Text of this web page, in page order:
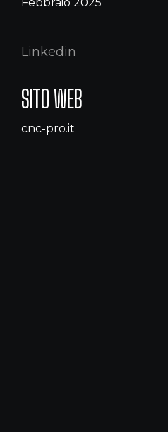
Linkedin
SITO WEB
cnc-pro.it